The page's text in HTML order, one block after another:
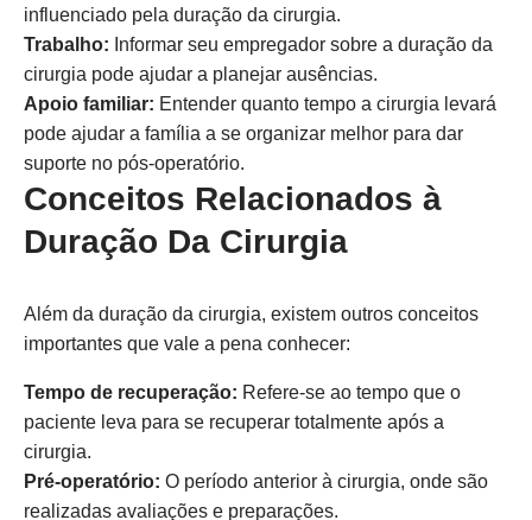
influenciado pela duração da cirurgia.
Trabalho: Informar seu empregador sobre a duração da
cirurgia pode ajudar a planejar ausências.
Apoio familiar: Entender quanto tempo a cirurgia levará
pode ajudar a família a se organizar melhor para dar
suporte no pós-operatório.
Conceitos Relacionados à
Duração Da Cirurgia
Além da duração da cirurgia, existem outros conceitos
importantes que vale a pena conhecer:
Tempo de recuperação: Refere-se ao tempo que o
paciente leva para se recuperar totalmente após a
cirurgia.
Pré-operatório: O período anterior à cirurgia, onde são
realizadas avaliações e preparações.